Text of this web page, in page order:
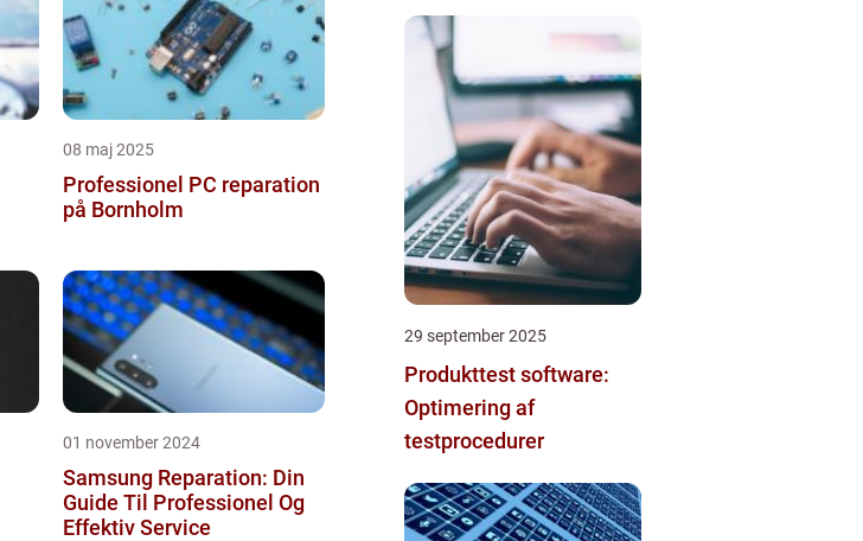
08 maj 2025
Professionel PC reparation
på Bornholm
01 november 2024
Samsung Reparation: Din
Guide Til Professionel Og
Effektiv Service
29 september 2025
Produkttest software:
Optimering af
testprocedurer